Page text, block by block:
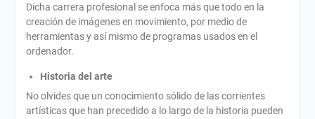
Dicha carrera profesional se enfoca más que todo en la
creación de imágenes en movimiento, por medio de
herramientas y así mismo de programas usados en el
ordenador.
Historia del arte
No olvides que un conocimiento sólido de las corrientes
artísticas que han precedido a lo largo de la historia pueden